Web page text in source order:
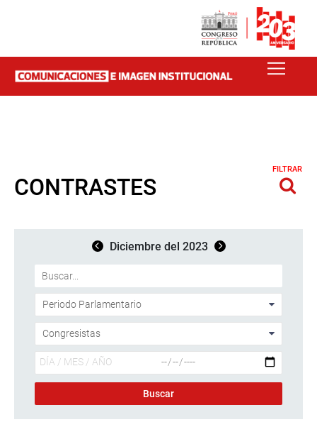
CONTRASTES
FILTRAR
Diciembre del 2023